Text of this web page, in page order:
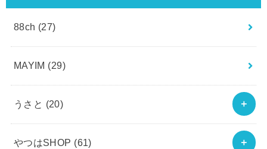
88ch (27)
MAYIM (29)
うさと (20)
やつはSHOP (61)